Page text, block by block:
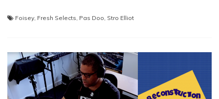
Foisey Fresh Selects Pas Doo Stro Elliot